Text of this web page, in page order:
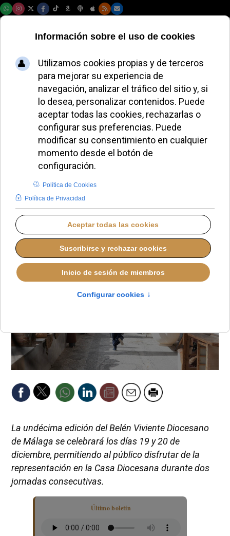
El Belén Viviente
Diocesano de
Málaga amplía su
horario en
diciembre
JUEVES, 04 DICIEMBRE 2025 13:45
La undécima edición del Belén Viviente Diocesano
de Málaga se celebrará los días 19 y 20 de
diciembre, permitiendo al público disfrutar de la
representación en la Casa Diocesana durante dos
jornadas consecutivas.
Último boletín